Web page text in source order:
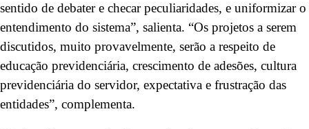
sentido de debater e checar peculiaridades, e uniformizar o
entendimento do sistema”, salienta. “Os projetos a serem
discutidos, muito provavelmente, serão a respeito de
educação previdenciária, crescimento de adesões, cultura
previdenciária do servidor, expectativa e frustração das
entidades”, complementa.